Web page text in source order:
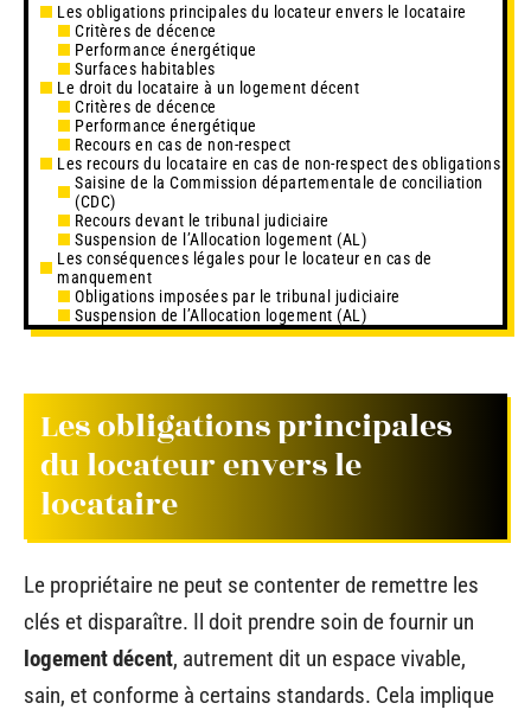
Les obligations principales du locateur envers le locataire
Critères de décence
Performance énergétique
Surfaces habitables
Le droit du locataire à un logement décent
Critères de décence
Performance énergétique
Recours en cas de non-respect
Les recours du locataire en cas de non-respect des obligations
Saisine de la Commission départementale de conciliation
(CDC)
Recours devant le tribunal judiciaire
Suspension de l’Allocation logement (AL)
Les conséquences légales pour le locateur en cas de
manquement
Obligations imposées par le tribunal judiciaire
Suspension de l’Allocation logement (AL)
Les obligations principales
du locateur envers le
locataire
Le propriétaire ne peut se contenter de remettre les
clés et disparaître. Il doit prendre soin de fournir un
logement décent, autrement dit un espace vivable,
sain, et conforme à certains standards. Cela implique